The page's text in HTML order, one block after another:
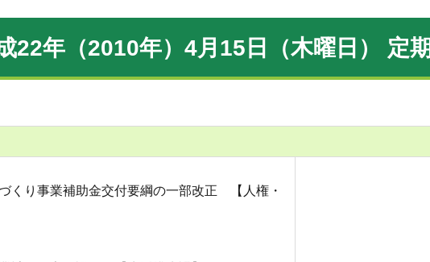
22年（2010年）4月15日（木曜日） 定
くり事業補助金交付要綱の一部改正 【人権・